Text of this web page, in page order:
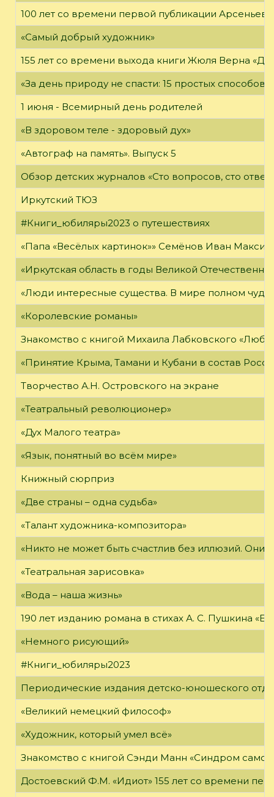
100 лет со времени первой публикации Арсеньева
«Самый добрый художник»
155 лет со времени выхода книги Жюля Верна
«За день природу не спасти: 15 простых способов
1 июня - Всемирный день родителей
«В здоровом теле - здоровый дух»
«Автограф на память». Выпуск 5
Обзор детских журналов «Сто вопросов, сто
Иркутский ТЮЗ
#Книги_юбиляры2023 о путешествиях
«Папа «Весёлых картинок»» Семёнов Иван
«Иркутская область в годы Великой
«Люди интересные существа. В мире полном
«Королевские романы»
Знакомство с книгой Михаила Лабковского
«Принятие Крыма, Тамани и Кубани в состав
Творчество А.Н. Островского на экране
«Театральный революционер»
«Дух Малого театра»
«Язык, понятный во всём мире»
Книжный сюрприз
«Две страны – одна судьба»
«Талант художника-композитора»
«Никто не может быть счастлив без иллюзий. Они
«Театральная зарисовка»
«Вода – наша жизнь»
190 лет изданию романа в стихах А. С. Пушкина
«Немного рисующий»
#Книги_юбиляры2023
Периодические издания детско-юношеского
«Великий немецкий философ»
«Художник, который умел всё»
Знакомство с книгой Сэнди Манн «Синдром
Достоевский Ф.М. «Идиот» 155 лет со времени